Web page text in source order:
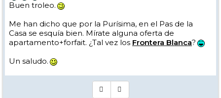
Buen troleo.
Me han dicho que por la Purísima, en el Pas de la
Casa se esquía bien. Mírate alguna oferta de
apartamento+forfait. ¿Tal vez los Frontera Blanca?
Un saludo.